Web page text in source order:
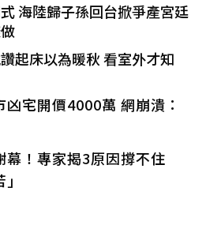
海陸歸子孫回台掀爭產宮廷
起床以為暖秋 看室外才知
宅開價4000萬 網崩潰：
幕！專家揭3原因撐不住